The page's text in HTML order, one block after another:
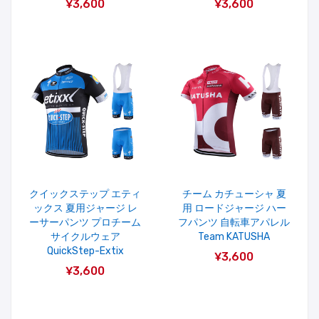
¥3,600 ¥3,600
クイックステップ エティ
ックス 夏用ジャージ レ
ーサーパンツ プロチーム
サイクルウェア
QuickStep-Extix
¥3,600
チーム カチューシャ 夏
用 ロードジャージ ハー
フパンツ 自転車アパレル
Team KATUSHA
¥3,600